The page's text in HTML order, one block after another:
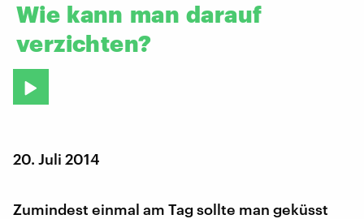
Wie kann man darauf
verzichten?
20. Juli 2014
Zumindest einmal am Tag sollte man geküsst